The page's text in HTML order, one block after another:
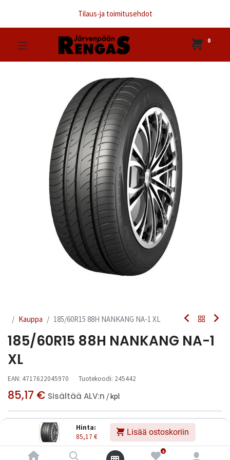
Hinta:
85,17 € Lisää ostoskoriin
0
Tilaus-ja toimitusehdot
0
Kauppa 185/60R15 88H NANKANG NA-1 XL
185/60R15 88H NANKANG NA-1
XL
EAN: 4717622045970 Tuotekoodi: 245442
85,17 € Sisältää ALV:n / kpl
Toimittajilla (kotimaa):
Saatavilla
Toimitusaika:
3 arkipäivää